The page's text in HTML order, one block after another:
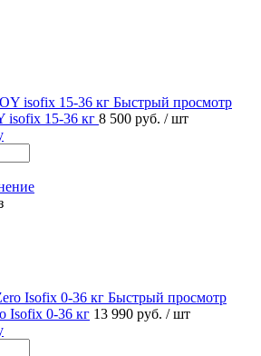
Быстрый просмотр
isofix 15-36 кг 8 500 руб. / шт
Быстрый просмотр
Isofix 0-36 кг 13 990 руб. / шт